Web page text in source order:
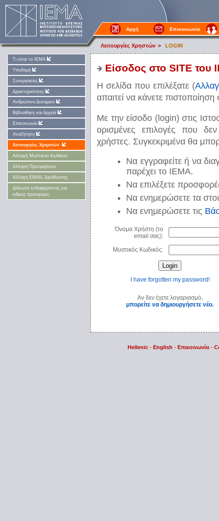
Αρχή Επικοινωνία
Λειτουργίες Χρηστών > LOGIN
Τι είναι το ΙΕΜΑ
Υποδομή
Συνεργασίες
Δραστηριότητες
Ανθρώπινο Δυναμικό
Βιβλιοθήκη και Αρχεία
Επικοινωνία
Αναζήτηση
Λειτουργίες Χρηστών
Αλλαγή Μυστικού Κωδικού
Αλλαγή Προτιμήσεων
Αλλαγή EMAIL Διεύθυνσης
Δήλωση ενδιαφέροντος για
ειδικές προσφορές
Είσοδος στο SITE του
Η σελίδα που επιλέξατε (
απαιτεί να κάνετε πιστοποίηση
Με την είσοδο (login) στις
ορισμένες επιλογές που
χρήστες. Συγκεκριμένα θα
Να εγγραφείτε ή να
παρέχει το ΙΕΜΑ.
Να επιλέξετε
Να ενημερώσετε τα
Να ενημερώσετε τις
Όνομα Χρήστη (το
email σας):
Μυστικός Κωδικός:
I have forgotten my password!
Αν δεν έχετε λογαριασμό,
μπορείτε να δημιουργήσετε νέο.
Hellenic - English - Επικοινωνία -